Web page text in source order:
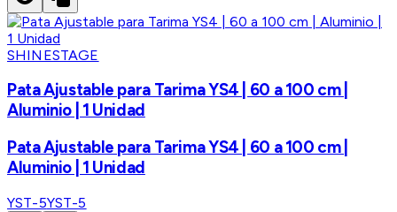
SHINESTAGE
Pata Ajustable para Tarima YS4 | 60 a 100 cm |
Aluminio | 1 Unidad
Pata Ajustable para Tarima YS4 | 60 a 100 cm |
Aluminio | 1 Unidad
YST-5YST-5